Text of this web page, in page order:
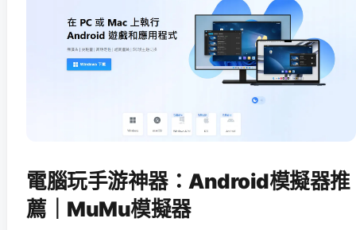
電腦玩手游神器：Android模擬器推
薦｜MuMu模擬器